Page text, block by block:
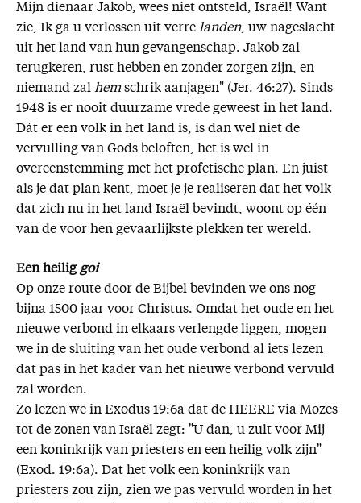
Mijn dienaar Jakob, wees niet ontsteld, Israël! Want
zie, Ik ga u verlossen uit verre landen, uw nageslacht
uit het land van hun gevangenschap. Jakob zal
terugkeren, rust hebben en zonder zorgen zijn, en
niemand zal hemschrik aanjagen" (Jer. 46:27). Sinds
1948 is er nooit duurzame vrede geweest in het land.
Dát er een volk in het land is, is dan wel niet de
vervulling van Gods beloften, het is wel in
overeenstemming met het profetische plan. En juist
als je dat plan kent, moet je je realiseren dat het volk
dat zich nu in het land Israël bevindt, woont op één
van de voor hen gevaarlijkste plekken ter wereld.
Een heilig goi
Op onze route door de Bijbel bevinden we ons nog
bijna 1500 jaar voor Christus. Omdat het oude en het
nieuwe verbond in elkaars verlengde liggen, mogen
we in de sluiting van het oude verbond al iets lezen
dat pas in het kader van het nieuwe verbond vervuld
zal worden.
Zo lezen we in Exodus 19:6a dat de HEERE via Mozes
tot de zonen van Israël zegt: "U dan, u zult voor Mij
een koninkrijk van priesters en een heilig volk zijn"
(Exod. 19:6a). Dat het volk een koninkrijk van
priesters zou zijn, zien we pas vervuld worden in het